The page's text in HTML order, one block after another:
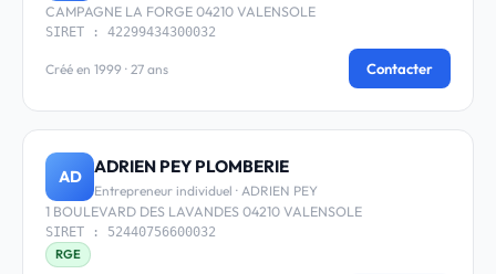
CAMPAGNE LA FORGE 04210 VALENSOLE
SIRET : 42299434300032
Créé en 1999 · 27 ans Contacter
AD ADRIEN PEY PLOMBERIE
Entrepreneur individuel · ADRIEN PEY
1 BOULEVARD DES LAVANDES 04210 VALENSOLE
SIRET : 52440756600032
RGE